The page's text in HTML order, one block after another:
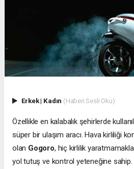
Erkek| Kadın (Haberi Sesli Oku)
Özellikle en kalabalık şehirlerde
süper bir ulaşım aracı. Hava kirliliği
olan Gogoro, hiç kirlilik
yol tutuş ve kontrol yeteneğine